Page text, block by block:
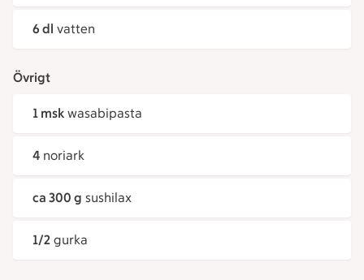
6 dl vatten
Övrigt
1 msk wasabipasta
4 noriark
ca 300 g sushilax
1/2 gurka